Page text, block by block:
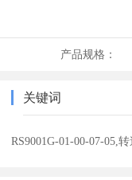
产品规格：
关键词
RS9001G-01-00-07-05,